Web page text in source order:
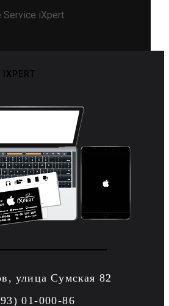
Service iXpert
IXPERT
улица Сумская 82
01-000-86